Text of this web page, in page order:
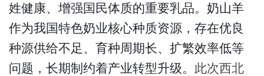
姓健康、增强国民体质的重要乳品。奶山羊
作为我国特色奶业核心种质资源，存在优良
种源供给不足、育种周期长、扩繁效率低等
问题，长期制约着产业转型升级。 此次西北